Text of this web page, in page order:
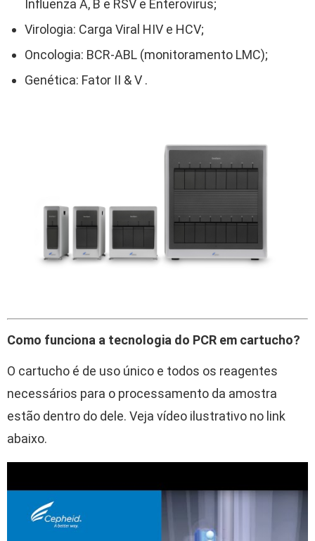
Influenza A, B e RSV e Enterovirus;
Virologia: Carga Viral HIV e HCV;
Oncologia: BCR-ABL (monitoramento LMC);
Genética: Fator II & V .
Como funciona a tecnologia do PCR em cartucho?
O cartucho é de uso único e todos os reagentes
necessários para o processamento da amostra
estão dentro do dele. Veja vídeo ilustrativo no link
abaixo.